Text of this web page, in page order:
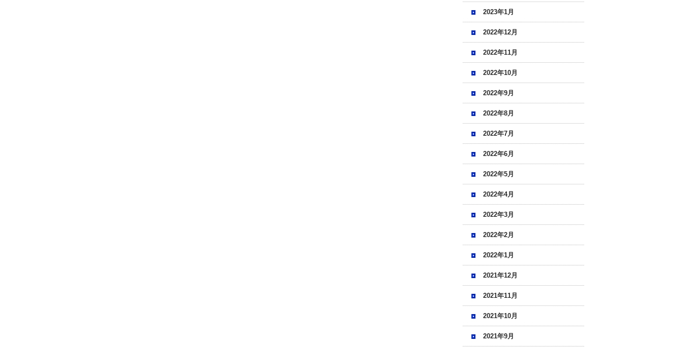
2023年1月
2022年12月
2022年11月
2022年10月
2022年9月
2022年8月
2022年7月
2022年6月
2022年5月
2022年4月
2022年3月
2022年2月
2022年1月
2021年12月
2021年11月
2021年10月
2021年9月